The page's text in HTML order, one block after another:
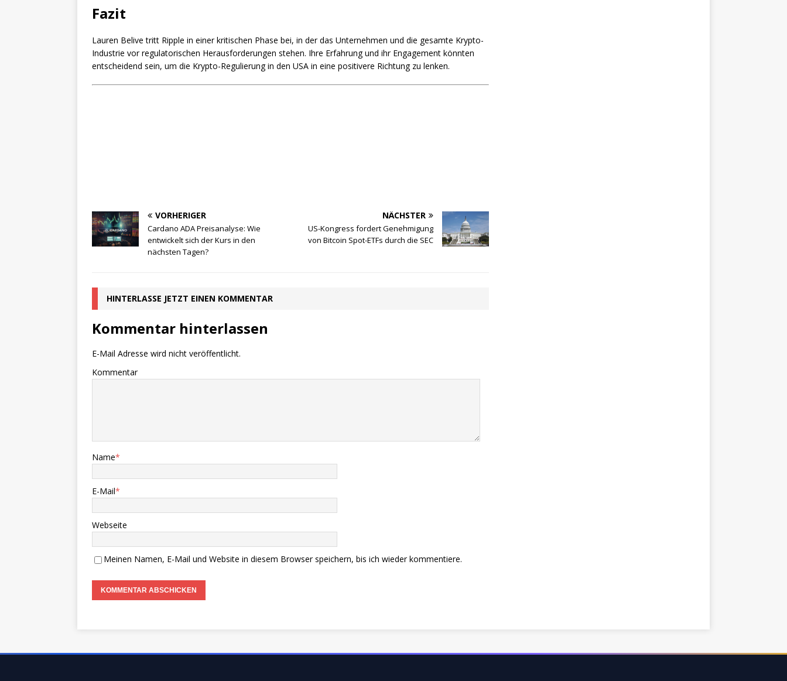
Fazit
Lauren Belive tritt Ripple in einer kritischen Phase bei, in der das Unternehmen und die gesamte Krypto-
Industrie vor regulatorischen Herausforderungen stehen. Ihre Erfahrung und ihr Engagement könnten
entscheidend sein, um die Krypto-Regulierung in den USA in eine positivere Richtung zu lenken.
VORHERIGER
Cardano ADA Preisanalyse: Wie
entwickelt sich der Kurs in den
nächsten Tagen?
NÄCHSTER
US-Kongress fordert Genehmigung
von Bitcoin Spot-ETFs durch die SEC
HINTERLASSE JETZT EINEN KOMMENTAR
Kommentar hinterlassen
E-Mail Adresse wird nicht veröffentlicht.
Kommentar
Name*
E-Mail*
Webseite
Meinen Namen, E-Mail und Website in diesem Browser speichern, bis ich wieder kommentiere.